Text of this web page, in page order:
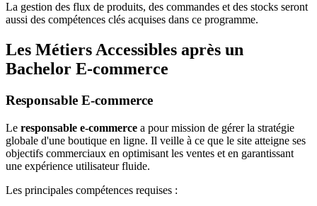
La gestion des flux de produits, des commandes et des stocks seront
aussi des compétences clés acquises dans ce programme.
Les Métiers Accessibles après un
Bachelor E-commerce
Responsable E-commerce
Le responsable e-commerce a pour mission de gérer la stratégie
globale d'une boutique en ligne. Il veille à ce que le site atteigne ses
objectifs commerciaux en optimisant les ventes et en garantissant
une expérience utilisateur fluide.
Les principales compétences requises :